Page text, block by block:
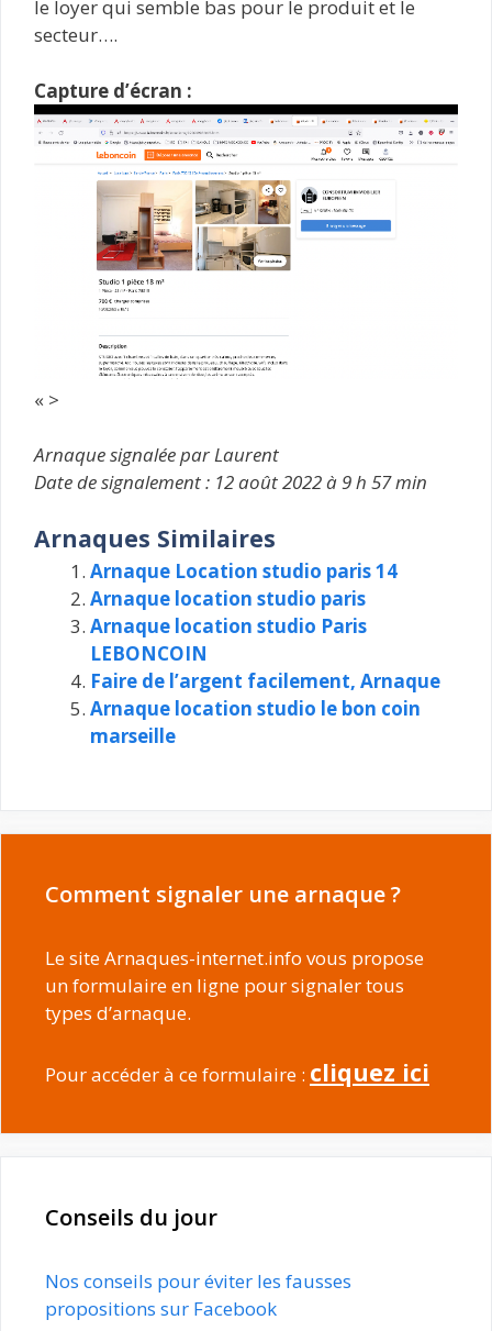
le loyer qui semble bas pour le produit et le
secteur….
Capture d’écran :
« >
Arnaque signalée par Laurent
Date de signalement : 12 août 2022 à 9 h 57 min
Arnaques Similaires
Arnaque Location studio paris 14
Arnaque location studio paris
Arnaque location studio Paris
LEBONCOIN
Faire de l’argent facilement, Arnaque
Arnaque location studio le bon coin
marseille
Comment signaler une arnaque ?
Le site Arnaques-internet.info vous propose
un formulaire en ligne pour signaler tous
types d’arnaque.
Pour accéder à ce formulaire : cliquez ici
Conseils du jour
Nos conseils pour éviter les fausses
propositions sur Facebook